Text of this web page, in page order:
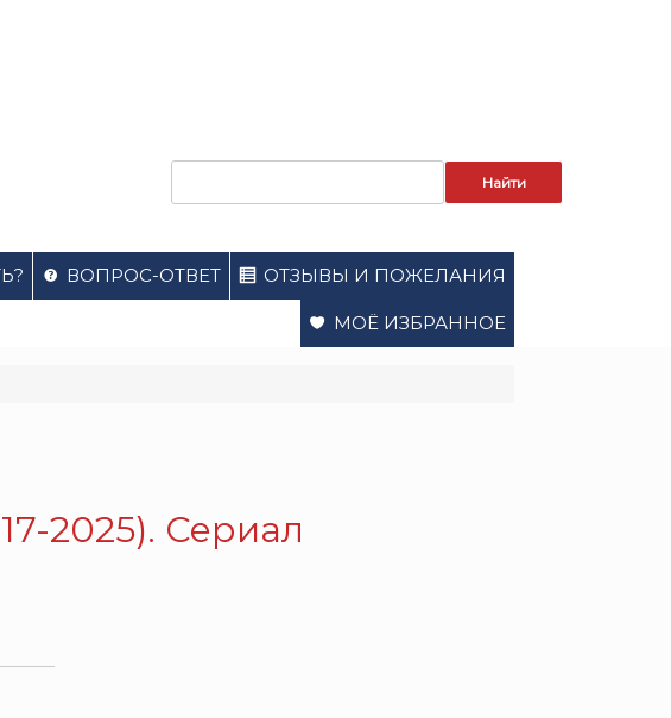
ВОПРОС-ОТВЕТ ОТЗЫВЫ И ПОЖЕЛАНИЯ
МОЁ ИЗБРАННОЕ
2025). Сериал